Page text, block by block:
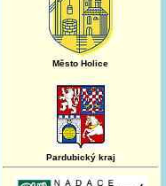
Město Holice
Pardubický kraj